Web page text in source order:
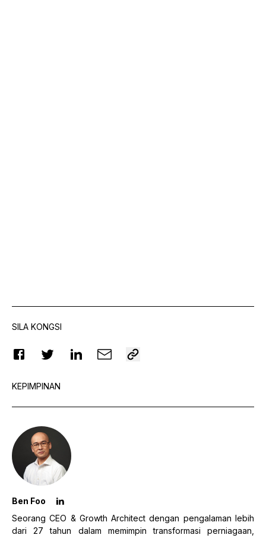
SILA KONGSI
KEPIMPINAN
Ben Foo
Seorang CEO & Growth Architect dengan pengalaman lebih
dari 27 tahun dalam memimpin transformasi perniagaan,